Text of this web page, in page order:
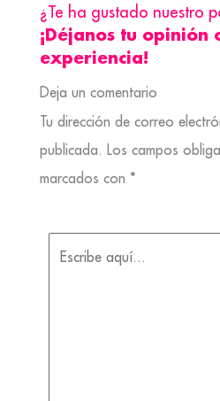
¿Te ha gustado nuestro
¡Déjanos tu opinión
experiencia!
Deja un comentario
Tu dirección de correo
publicada. Los campos
marcados con *